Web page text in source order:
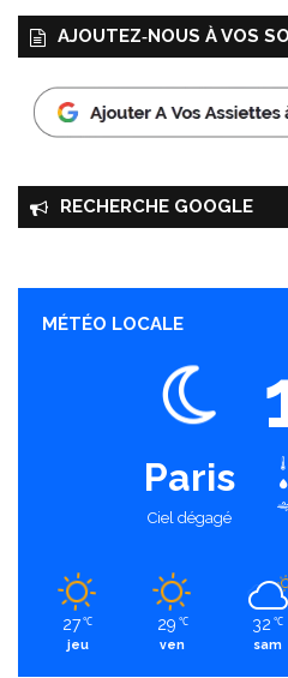
AJOUTEZ‑NOUS À VOS
RECHERCHE GOOGLE
MÉTÉO LOCALE
Paris
Ciel dégagé
27 ℃
jeu
29 ℃
ven
32 ℃
sam